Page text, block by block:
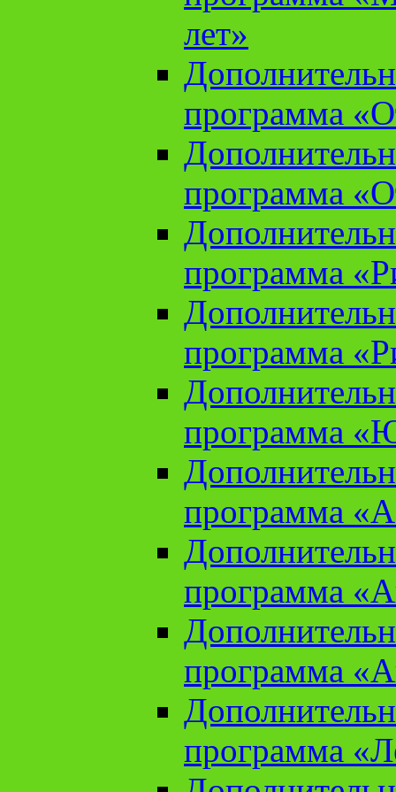
лет»
программа
программа
программа
программа
программа
программа
программа
программа
программа